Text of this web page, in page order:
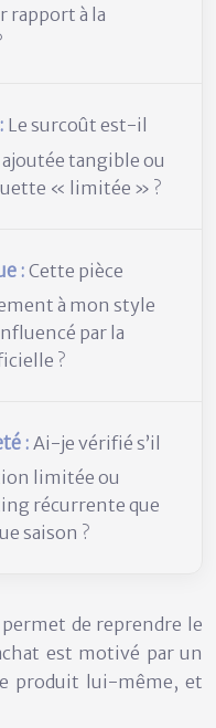
rapport à la
Le surcoût est-il
tangible ou
« limitée » ?
: Cette pièce
à mon style
par la
?
: Ai-je vérifié s’il
limitée ou
récurrente que
saison ?
de reprendre le
est motivé par un
produit lui-même, et